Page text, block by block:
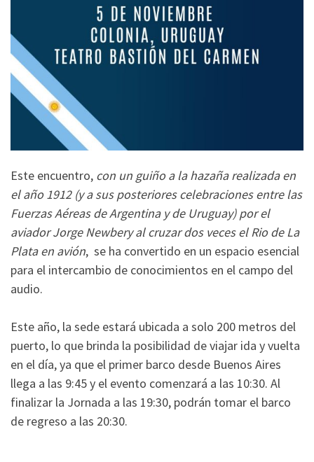
Este encuentro, con un guiño a la hazaña realizada en
el año 1912 (y a sus posteriores celebraciones entre las
Fuerzas Aéreas de Argentina y de Uruguay) por el
aviador Jorge Newbery al cruzar dos veces el Rio de La
Plata en avión, se ha convertido en un espacio esencial
para el intercambio de conocimientos en el campo del
audio.
Este año, la sede estará ubicada a solo 200 metros del
puerto, lo que brinda la posibilidad de viajar ida y vuelta
en el día, ya que el primer barco desde Buenos Aires
llega a las 9:45 y el evento comenzará a las 10:30. Al
finalizar la Jornada a las 19:30, podrán tomar el barco
de regreso a las 20:30.